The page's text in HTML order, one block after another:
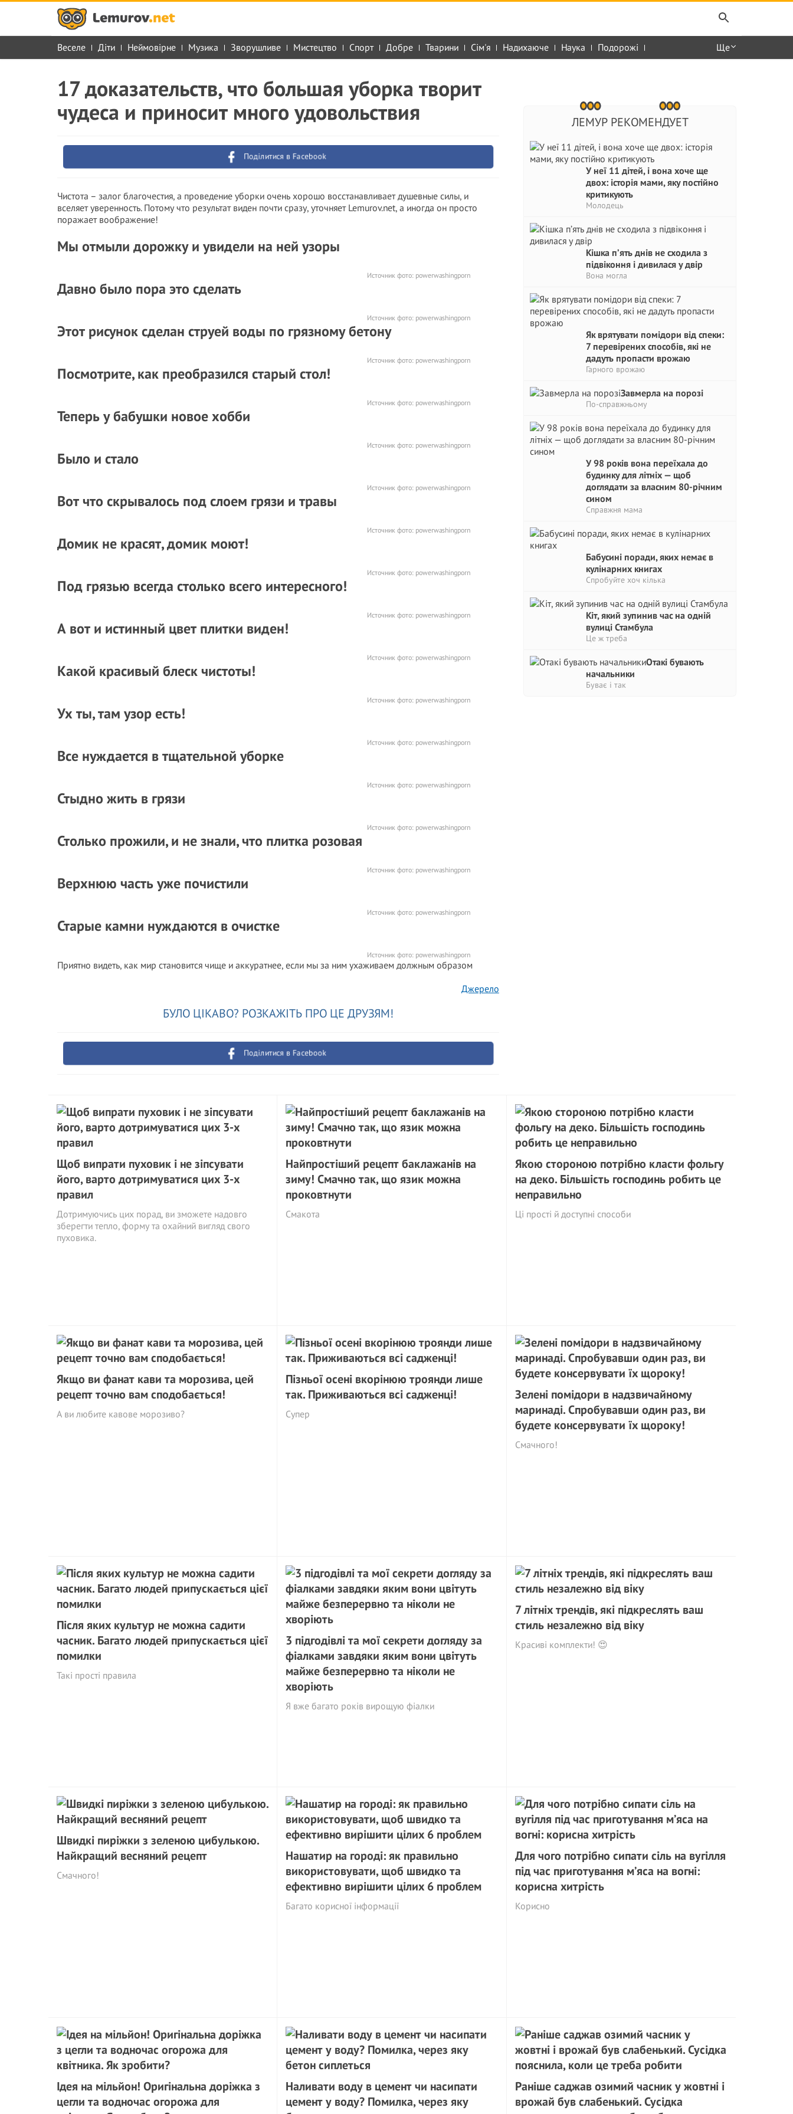
Веселе Діти Неймовірне Музика Зворушливе Мистецтво Спорт Добре Тварини Сім'я Надихаюче Наука Подорожі Ще
ЛЕМУР РЕКОМЕНДУЕТ
У неї 11 дітей, і вона хоче ще
двох: історія мами, яку постійно
критикують
Молодець
Кішка п’ять днів не сходила з
підвіконня і дивилася у двір
Вона могла
Як врятувати помідори від спеки:
7 перевірених способів, які не
дадуть пропасти врожаю
Гарного врожаю
Завмерла на порозі
По-справжньому
У 98 років вона переїхала до
будинку для літніх — щоб
доглядати за власним 80-річним
сином
Справжня мама
Бабусині поради, яких немає в
кулінарних книгах
Спробуйте хоч кілька
Кіт, який зупинив час на одній
вулиці Стамбула
Це ж треба
Отакі бувають
начальники
Буває і так
17 доказательств, что большая уборка творит
чудеса и приносит много удовольствия
Поділитися в Facebook
Чистота – залог благочестия, а проведение уборки очень хорошо восстанавливает душевные силы, и
вселяет уверенность. Потому что результат виден почти сразу, уточняет Lemurov.net, а иногда он просто
поражает воображение!
Мы отмыли дорожку и увидели на ней узоры
Источник фото: powerwashingporn
Давно было пора это сделать
Источник фото: powerwashingporn
Этот рисунок сделан струей воды по грязному бетону
Источник фото: powerwashingporn
Посмотрите, как преобразился старый стол!
Источник фото: powerwashingporn
Теперь у бабушки новое хобби
Источник фото: powerwashingporn
Было и стало
Источник фото: powerwashingporn
Вот что скрывалось под слоем грязи и травы
Источник фото: powerwashingporn
Домик не красят, домик моют!
Источник фото: powerwashingporn
Под грязью всегда столько всего интересного!
Источник фото: powerwashingporn
А вот и истинный цвет плитки виден!
Источник фото: powerwashingporn
Какой красивый блеск чистоты!
Источник фото: powerwashingporn
Ух ты, там узор есть!
Источник фото: powerwashingporn
Все нуждается в тщательной уборке
Источник фото: powerwashingporn
Стыдно жить в грязи
Источник фото: powerwashingporn
Столько прожили, и не знали, что плитка розовая
Источник фото: powerwashingporn
Верхнюю часть уже почистили
Источник фото: powerwashingporn
Старые камни нуждаются в очистке
Источник фото: powerwashingporn
Приятно видеть, как мир становится чище и аккуратнее, если мы за ним ухаживаем должным образом
Джерело
БУЛО ЦІКАВО? РОЗКАЖІТЬ ПРО ЦЕ ДРУЗЯМ!
Поділитися в Facebook
Щоб випрати пуховик і не зіпсувати
його, варто дотримуватися цих 3-х
правил
Дотримуючись цих порад, ви зможете надовго
зберегти тепло, форму та охайний вигляд свого
пуховика.
Найпростіший рецепт баклажанів на
зиму! Смачно так, що язик можна
проковтнути
Смакота
Якою стороною потрібно класти фольгу
на деко. Більшість господинь робить це
неправильно
Ці прості й доступні способи
Якщо ви фанат кави та морозива, цей
рецепт точно вам сподобається!
А ви любите кавове морозиво?
Пізньої осені вкорінюю троянди лише
так. Приживаються всі садженці!
Cупер
Зелені помідори в надзвичайному
маринаді. Спробувавши один раз, ви
будете консервувати їх щороку!
Смачного!
Після яких культур не можна садити
часник. Багато людей припускається цієї
помилки
Такі прості правила
3 підгодівлі та мої секрети догляду за
фіалками завдяки яким вони цвітуть
майже безперервно та ніколи не
хворіють
Я вже багато років вирощую фіалки
7 літніх трендів, які підкреслять ваш
стиль незалежно від віку
Красиві комплекти! 😍
Швидкі пиріжки з зеленою цибулькою.
Найкращий весняний рецепт
Смачного!
Нашатир на городі: як правильно
використовувати, щоб швидко та
ефективно вирішити цілих 6 проблем
Багато корисної інформації
Для чого потрібно сипати сіль на вугілля
під час приготування м’яса на вогні:
корисна хитрість
Корисно
Ідея на мільйон! Оригінальна доріжка з
цегли та водночас огорожа для
Наливати воду в цемент чи насипати
цемент у воду? Помилка, через яку
Раніше саджав озимий часник у жовтні і
врожай був слабенький. Сусідка